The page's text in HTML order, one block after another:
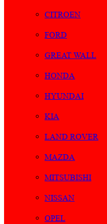
CITROEN
FORD
GREAT WALL
HONDA
HYUNDAI
KIA
LAND ROVER
MAZDA
MITSUBISHI
NISSAN
OPEL